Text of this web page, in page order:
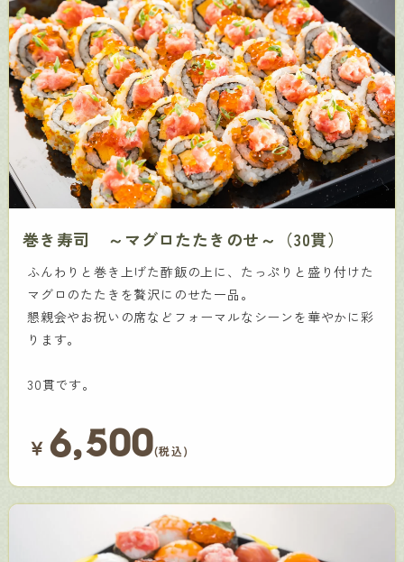
巻き寿司 ～マグロたたきのせ～（30貫）
ふんわりと巻き上げた酢飯の上に、たっぷりと盛り付けた
マグロのたたきを贅沢にのせた一品。
懇親会やお祝いの席などフォーマルなシーンを華やかに彩
ります。
30貫です。
￥ 6,500(税込)